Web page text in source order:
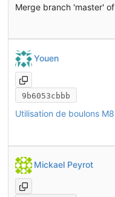
Merge branch 'master' of
Youen
9b6053cbbb
Mickael Peyrot